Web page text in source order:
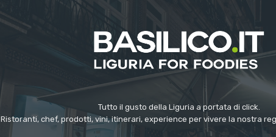
Tutto il gusto della Liguria a portata di click.
Ristoranti, chef, prodotti, vini, itinerari, experience per vivere la nostra